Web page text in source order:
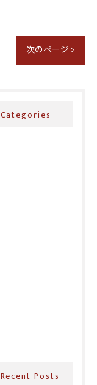
次のページ >
Categories
Recent Posts